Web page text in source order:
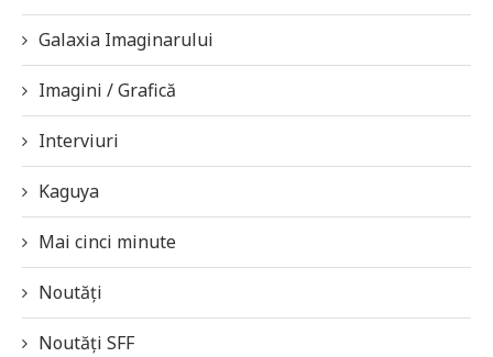
Galaxia Imaginarului
Imagini / Grafică
Interviuri
Kaguya
Mai cinci minute
Noutăți
Noutăți SFF